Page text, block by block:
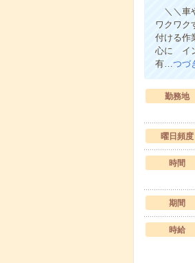
＼＼車
ワクワク
付ける
心に イ
有… つづ
勤務地
曜日頻度
時間
期間
時給